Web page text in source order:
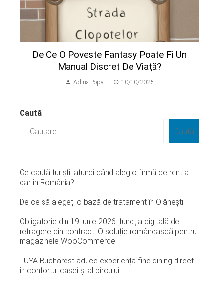
De Ce O Poveste Fantasy Poate Fi Un
Manual Discret De Viață?
Adina Popa 10/10/2025
Caută
Caută
Ce caută turiștii atunci când aleg o firmă de rent a
car în România?
De ce să alegeți o bază de tratament în Olănești
Obligatorie din 19 iunie 2026: funcția digitală de
retragere din contract. O soluție românească pentru
magazinele WooCommerce
TUYA Bucharest aduce experiența fine dining direct
în confortul casei și al biroului